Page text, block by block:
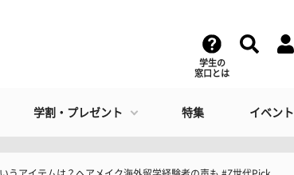
学生の
窓口とは
学割・プレゼント 特集 イベント